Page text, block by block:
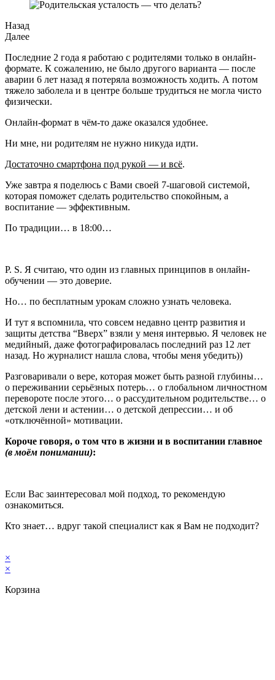
Назад
Далее
Последние 2 года я работаю с родителями только в онлайн-
формате. К сожалению, не было другого варианта — после
аварии 6 лет назад я потеряла возможность ходить. А потом
тяжело заболела и в центре больше трудиться не могла чисто
физически.
Онлайн-формат в чём-то даже оказался удобнее.
Ни мне, ни родителям не нужно никуда идти.
Достаточно смартфона под рукой — и всё.
Уже завтра я поделюсь с Вами своей 7-шаговой системой,
которая поможет сделать родительство спокойным, а
воспитание — эффективным.
По традиции… в 18:00…
P. S. Я считаю, что один из главных принципов в онлайн-
обучении — это доверие.
Но… по бесплатным урокам сложно узнать человека.
И тут я вспомнила, что совсем недавно центр развития и
защиты детства “Вверх” взяли у меня интервью. Я человек не
медийный, даже фотографировалась последний раз 12 лет
назад. Но журналист нашла слова, чтобы меня убедить))
Разговаривали о вере, которая может быть разной глубины…
о переживании серьёзных потерь… о глобальном личностном
перевороте после этого… о рассудительном родительстве… о
детской лени и астении… о детской депрессии… и об
«отключённой» мотивации.
Короче говоря, о том что в жизни и в воспитании главное
(в моём понимании):
Если Вас заинтересовал мой подход, то рекомендую
ознакомиться.
Кто знает… вдруг такой специалист как я Вам не подходит?
×
×
Корзина